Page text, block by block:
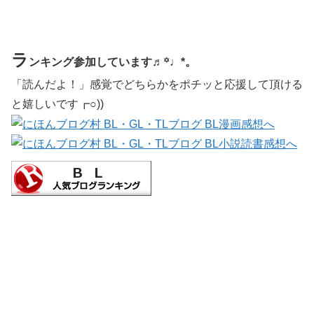
ラ ンキング参加しています♬꙳♩*。
「読んだよ！」感覚でどちらかをポチッと応援して頂ける
と嬉しいです┏○))